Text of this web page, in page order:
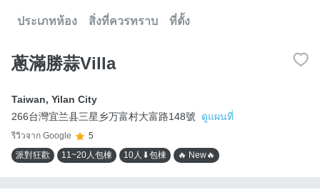
ประเภทห้อง สิ่งที่ควรทราบ ที่ตั้ง
蔥滿勝蒜Villa
Taiwan, Yilan City
266台灣宜兰县三星乡万富村大富路148號
ดูแผนที่
รีวิวจาก Google
5
派對狂歡
11~20人包棟 10人⬇包棟 🔥 New🔥